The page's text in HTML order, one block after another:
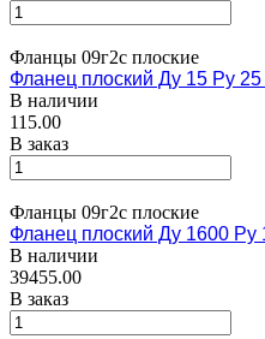
Фланцы 09г2с плоские
Фланец плоский Ду 15 Ру
В наличии
115.00
В заказ
Фланцы 09г2с плоские
Фланец плоский Ду 1600 Ру
В наличии
39455.00
В заказ